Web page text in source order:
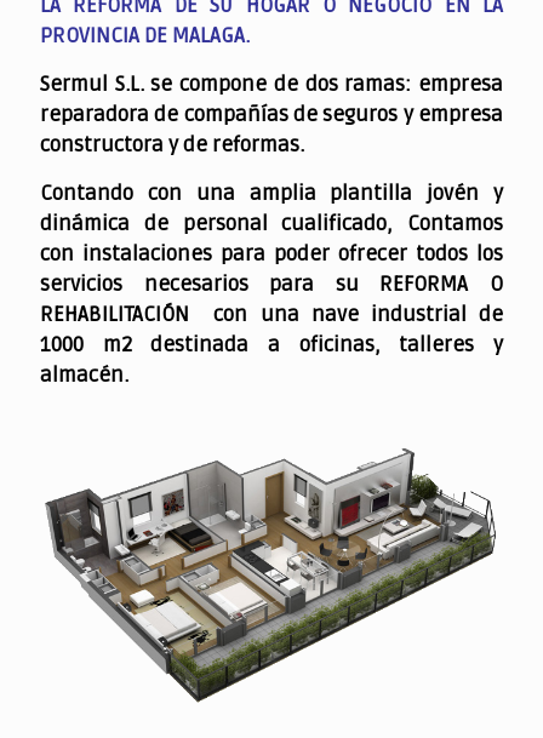
LA REFORMA DE SU HOGAR O NEGOCIO EN LA
PROVINCIA DE MALAGA.
Sermul S.L. se compone de dos ramas: empresa
reparadora de compañías de seguros y empresa
constructora y de reformas.
Contando con una amplia plantilla jovén y
dinámica de personal cualificado, Contamos
con instalaciones para poder ofrecer todos los
servicios necesarios para su REFORMA O
REHABILITACIÓN con una nave industrial de
1000 m2 destinada a oficinas, talleres y
almacén.